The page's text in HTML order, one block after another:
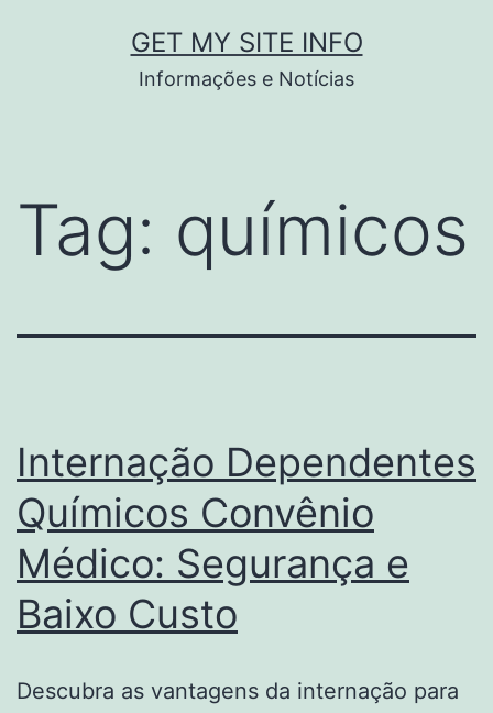
GET MY SITE INFO
Informações e Notícias
Tag: químicos
Internação Dependentes
Químicos Convênio
Médico: Segurança e
Baixo Custo
Descubra as vantagens da internação para